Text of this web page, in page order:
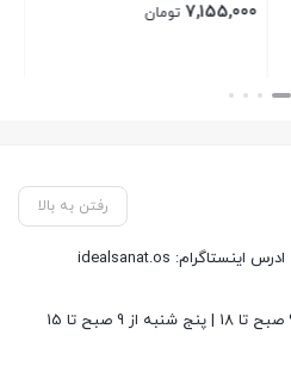
7,155,000 تومان
بستن
رفتن به بالا